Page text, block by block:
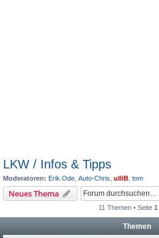
LKW / Infos & Tipps
Moderatoren: Erik.Ode Auto-Chris ulliB tom
Neues Thema
11 Themen • Seite 1
Themen